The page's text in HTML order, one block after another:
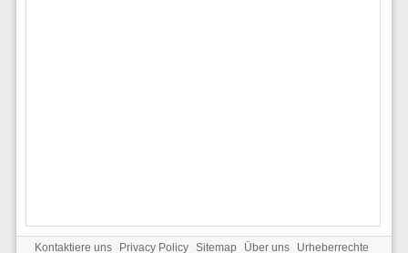
Kontaktiere uns Privacy Policy Sitemap Über uns Urheberrechte